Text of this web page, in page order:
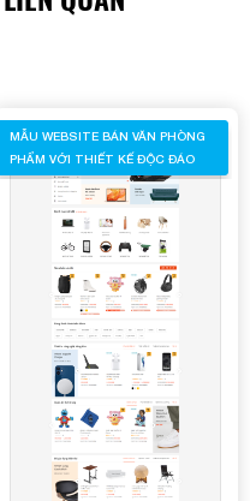
MẪU WEBSITE BÁN VĂN PHÒNG
PHẨM VỚI THIẾT KẾ ĐỘC ĐÁO